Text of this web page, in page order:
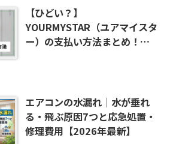
【ひどい？】
YOURMYSTAR（ユアマイスタ
ー）の支払い方法まとめ！
エアコンの水漏れ｜水が垂れ
る・飛ぶ原因7つと応急処置・
修理費用【2026年最新】